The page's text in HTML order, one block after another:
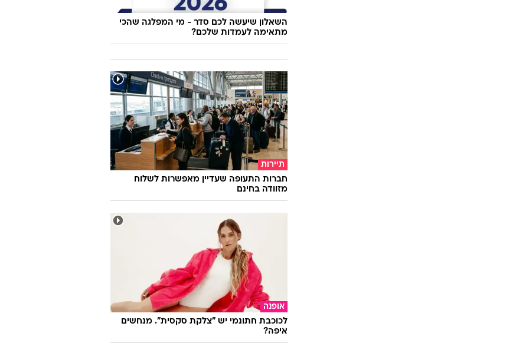
באמת הזדעזעתם מהדוקו "מזוודות ורודות"?
אל תהיו צבועים!
השאלון שיעשה לכם סדר - מי המפלגה שהכי
מתאימה לעמדות שלכם?
תיירות
חברות התעופה שעדיין מאפשרות לשלוח
מזוודה בחינם